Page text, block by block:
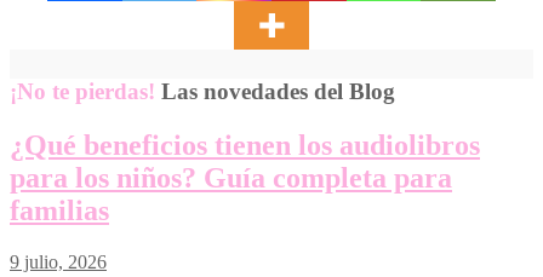
¡No te pierdas! Las novedades del Blog
¿Qué beneficios tienen los audiolibros
para los niños? Guía completa para
familias
9 julio, 2026